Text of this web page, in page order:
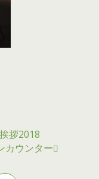
拶2018
カウンター